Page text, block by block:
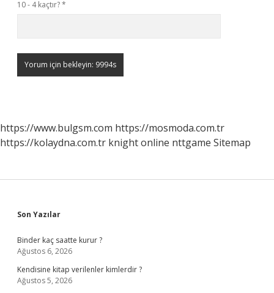
10 - 4 kaçtır?*
https://www.bulgsm.com https://mosmoda.com.tr
https://kolaydna.com.tr knight online nttgame Sitemap
Sidebar
Son Yazılar
Binder kaç saatte kurur ?
Ağustos 6, 2026
Kendisine kitap verilenler kimlerdir ?
Ağustos 5, 2026